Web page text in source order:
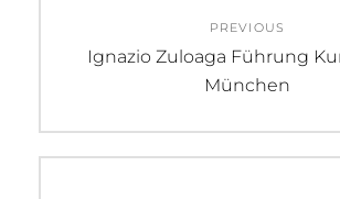
PREVIOUS
Previous
Ignazio Zuloaga Führung
München